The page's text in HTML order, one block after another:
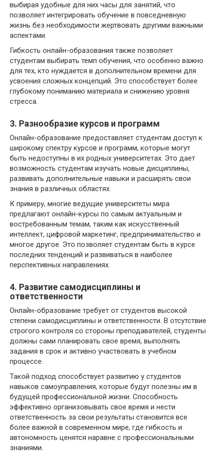
выбирая удобные для них часы для занятий, что
позволяет интегрировать обучение в повседневную
жизнь без необходимости жертвовать другими важными
аспектами.
Гибкость онлайн-образования также позволяет
студентам выбирать темп обучения, что особенно важно
для тех, кто нуждается в дополнительном времени для
усвоения сложных концепций. Это способствует более
глубокому пониманию материала и снижению уровня
стресса.
3. Разнообразие курсов и программ
Онлайн-образование предоставляет студентам доступ к
широкому спектру курсов и программ, которые могут
быть недоступны в их родных университетах. Это дает
возможность студентам изучать новые дисциплины,
развивать дополнительные навыки и расширять свои
знания в различных областях.
К примеру, многие ведущие университеты мира
предлагают онлайн-курсы по самым актуальным и
востребованным темам, таким как искусственный
интеллект, цифровой маркетинг, предпринимательство и
многое другое. Это позволяет студентам быть в курсе
последних тенденций и развиваться в наиболее
перспективных направлениях.
4. Развитие самодисциплины и
ответственности
Онлайн-образование требует от студентов высокой
степени самодисциплины и ответственности. В отсутствие
строгого контроля со стороны преподавателей, студенты
должны сами планировать свое время, выполнять
задания в срок и активно участвовать в учебном
процессе.
Такой подход способствует развитию у студентов
навыков самоуправления, которые будут полезны им в
будущей профессиональной жизни. Способность
эффективно организовывать свое время и нести
ответственность за свои результаты становится все
более важной в современном мире, где гибкость и
автономность ценятся наравне с профессиональными
знаниями.